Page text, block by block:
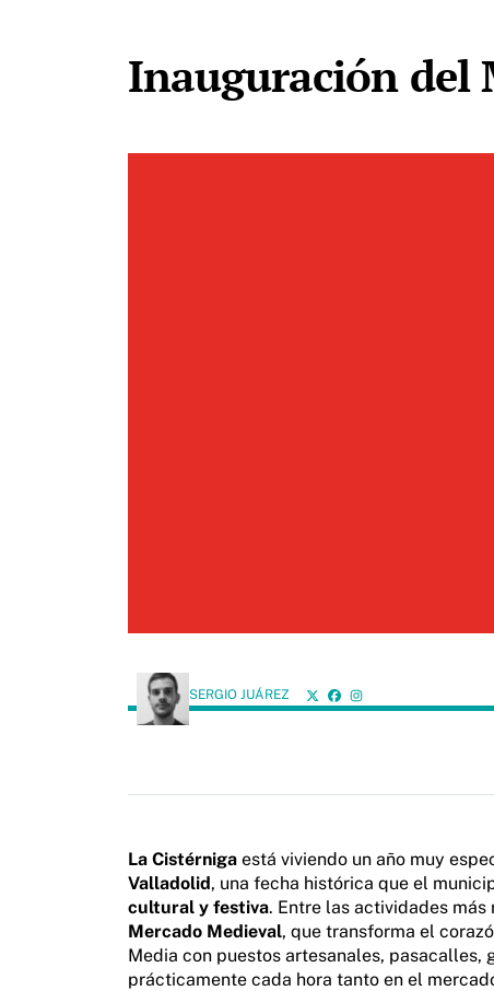
Inauguración del
SERGIO JUÁREZ
La Cistérniga está viviendo un año muy
Valladolid, una fecha histórica que el
cultural y festiva. Entre las actividades más
Mercado Medieval, que transforma el
Media con puestos artesanales,
prácticamente cada hora tanto en el